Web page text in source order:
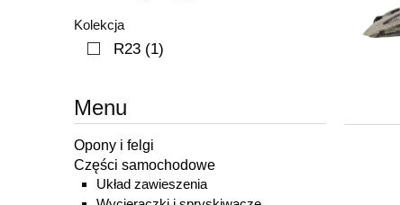
Kolekcja
R23 (1)
Menu
Opony i felgi
Części samochodowe
Układ zawieszenia